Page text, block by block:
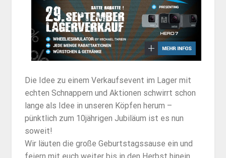
Die Idee zu einem Verkaufsevent im Lager mit
echten Schnappern und Aktionen schwirrt schon
lange als Idee in unseren Köpfen herum –
pünktlich zum 10jährigen Jubiläum ist es nun
soweit!
Wir läuten die große Geburtstagssause ein und